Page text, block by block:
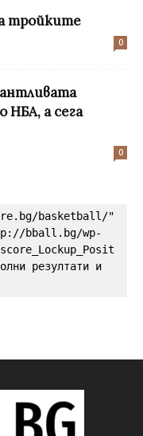
тройките
0
НБА, а сега
0
basketball/"
bball.bg/wp-
резултати и